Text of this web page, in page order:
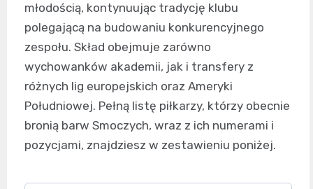
młodością, kontynuując tradycję klubu
polegającą na budowaniu konkurencyjnego
zespołu. Skład obejmuje zarówno
wychowanków akademii, jak i transfery z
różnych lig europejskich oraz Ameryki
Południowej. Pełną listę piłkarzy, którzy obecnie
bronią barw Smoczych, wraz z ich numerami i
pozycjami, znajdziesz w zestawieniu poniżej.